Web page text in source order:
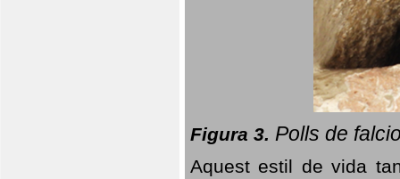
Figura 3. Polls de
Aquest estil de vida